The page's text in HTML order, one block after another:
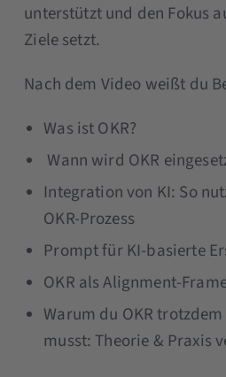
unterstützt und den Fokus
Ziele setzt.
Nach dem Video weißt du
Was ist OKR?
Wann wird OKR
Integration von KI: So
OKR-Prozess
Prompt für KI-basierte
OKR als Alignment-
Warum du OKR
musst: Theorie & Praxis